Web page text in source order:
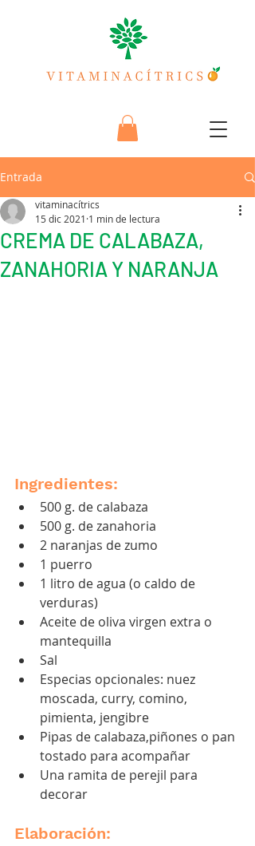
Entrada
CREMA DE CALABAZA,
ZANAHORIA Y NARANJA
vitaminacítrics
15 dic 2021 1 min de lectura
Ingredientes:
500 g. de calabaza
500 g. de zanahoria
2 naranjas de zumo
1 puerro
1 litro de agua (o caldo de
verduras)
Aceite de oliva virgen extra o
mantequilla
Sal
Especias opcionales: nuez
moscada, curry, comino,
pimienta, jengibre
Pipas de calabaza,piñones o pan
tostado para acompañar
Una ramita de perejil para
decorar
Elaboración: